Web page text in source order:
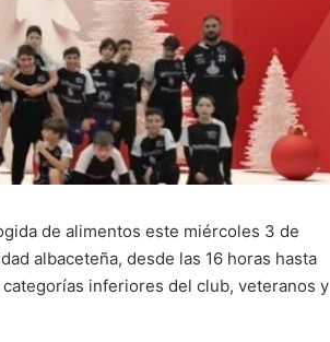
de alimentos este miércoles 3 de
albaceteña, desde las 16 horas hasta
inferiores del club, veteranos y